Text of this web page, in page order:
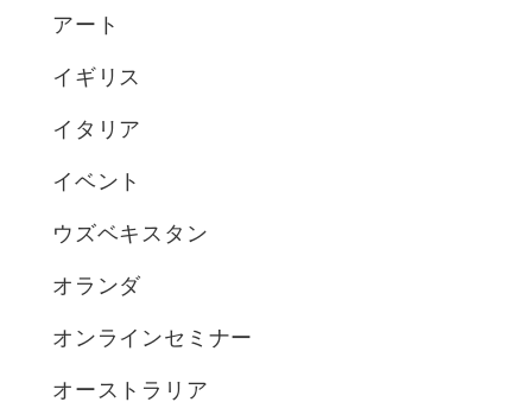
アート
イギリス
イタリア
イベント
ウズベキスタン
オランダ
オンラインセミナー
オーストラリア